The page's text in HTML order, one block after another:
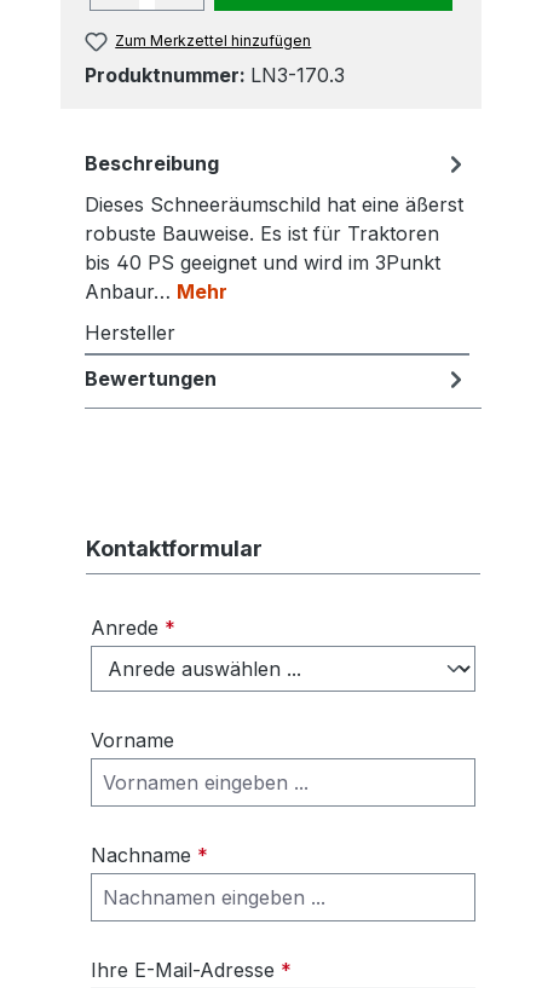
Zum Merkzettel hinzufügen
Produktnummer: LN3-170.3
Beschreibung
Dieses Schneeräumschild hat eine äßerst
robuste Bauweise. Es ist für Traktoren
bis 40 PS geeignet und wird im 3Punkt
Anbaur… Mehr
Hersteller
Bewertungen
Kontaktformular
Anrede *
Vorname
Nachname *
Ihre E-Mail-Adresse *